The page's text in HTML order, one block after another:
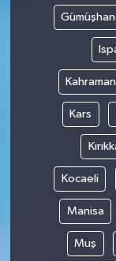
Kars
Kocaeli
Manisa
Muş